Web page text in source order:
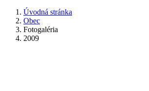
Úvodná stránka
Obec
Fotogaléria
2009